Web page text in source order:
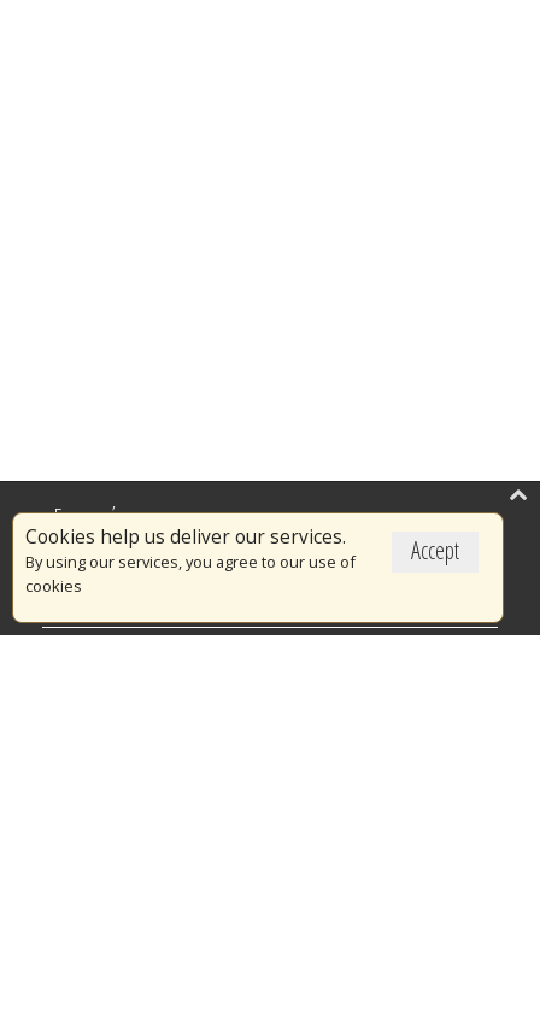
Accept
Cookies help us deliver our services.
By using our services, you agree to our use of
cookies
Επικαιρότητα
Το Πυροσβεστικό Σώμα